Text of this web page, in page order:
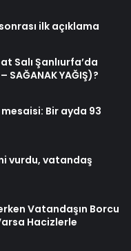
ilk açıklama
Salı Şanlıurfa’da
SAĞANAK YAĞIŞ)?
Bir ayda 93
vurdu, vatandaş
Vatandaşın Borcu
Hacizlerle